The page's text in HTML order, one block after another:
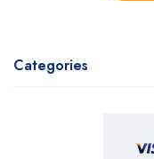
Categories